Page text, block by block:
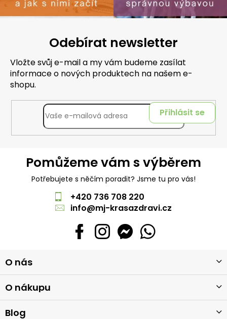
Odebírat newsletter
Vložte svůj e-mail a my vám budeme zasílat
informace o nových produktech na našem e-
shopu.
Přihlásit se
Pomůžeme vám s výběrem
Potřebujete s něčím poradit? Jsme tu pro vás!
+420 736 708 220
info@mj-krasazdravi.cz
á
p
a
t
O nás
O nákupu
Blog